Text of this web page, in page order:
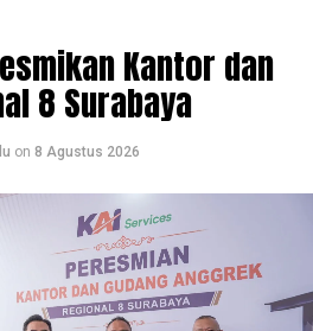
Kantor dan
8 Surabaya
on 8 Agustus 2026